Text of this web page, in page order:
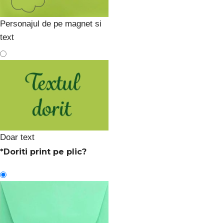
Personajul de pe magnet si
text
Doar text
*Doriti print pe plic?